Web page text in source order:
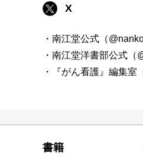
X
・南江堂公式（
・南江堂洋書部公式（
・『がん看護』編集室
書籍